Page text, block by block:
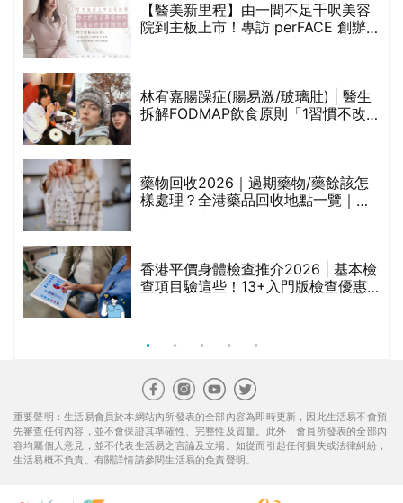
【醫美新里程】由一間不足千呎美容
院到主板上市！專訪 perFACE 創辦
林宥嘉腸躁症(腸易激/玻璃肚) | 醫生
拆解FODMAP飲食原則「1習慣不改
藥物回收2026｜過期藥物/藥餘該怎
樣處理？全港藥品回收地點一覽｜屈
香港平價身體檢查推介2026 | 基本檢
查項目驗這些！13+入門版檢查優惠
重要聲明：生活易會員於本網站內所發表的全部內容為即時更新，因此生活易不會預
先審查任何內容，並不會保證其準確性、完整性及質量。此外，會員所發表的全部內
容均屬個人意見，並不代表生活易之言論及立場。如從而引起任何損失或法律糾紛，
生活易概不負責。有關詳情請參閱生活易的免責聲明。